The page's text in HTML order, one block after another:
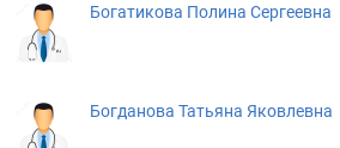
Богатикова Полина Сергеевна
Богданова Татьяна Яковлевна